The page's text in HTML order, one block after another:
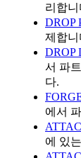
리합니
DROP
제합니
DROP
서 파
다.
에서
에 있